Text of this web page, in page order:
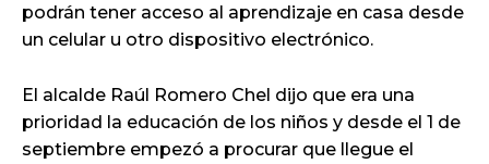
podrán tener acceso al aprendizaje en casa desde
un celular u otro dispositivo electrónico.
El alcalde Raúl Romero Chel dijo que era una
prioridad la educación de los niños y desde el 1 de
septiembre empezó a procurar que llegue el